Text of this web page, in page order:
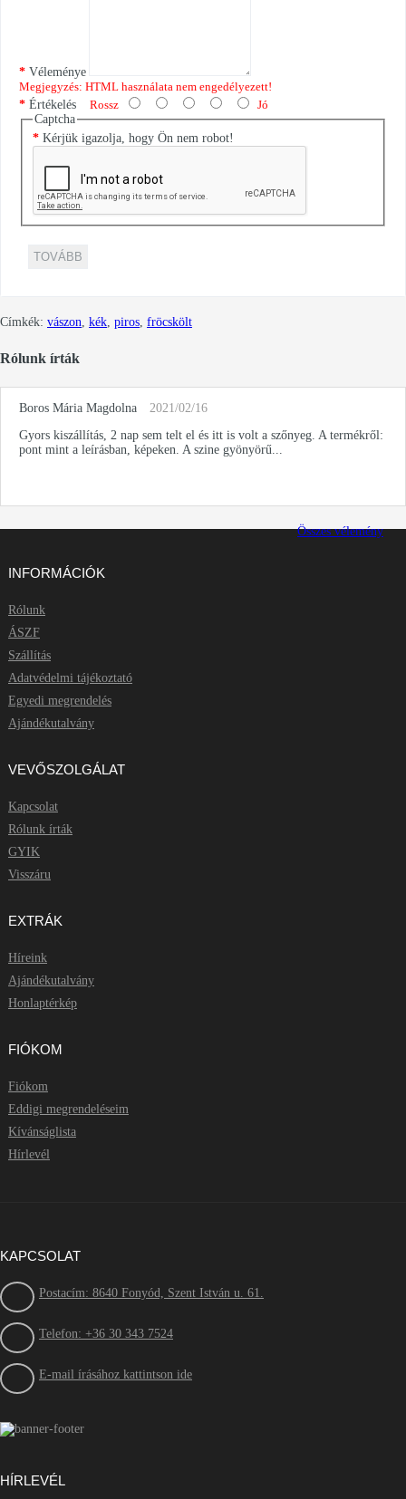
Véleménye
Megjegyzés: HTML használata nem engedélyezett!
Értékelés Rossz
Jó
Captcha
Kérjük igazolja, hogy Ön nem robot!
TOVÁBB
Címkék: vászon kék piros fröcskölt
Rólunk írták
Boros Mária Magdolna
2021/02/16
Gyors kiszállítás, 2 nap sem telt el és itt is volt a szőnyeg. A termékről:
pont mint a leírásban, képeken. A szine gyönyörű...
Összes vélemény
INFORMÁCIÓK
Rólunk
ÁSZF
Szállítás
Adatvédelmi tájékoztató
Egyedi megrendelés
Ajándékutalvány
VEVŐSZOLGÁLAT
Kapcsolat
Rólunk írták
GYIK
Visszáru
EXTRÁK
Híreink
Ajándékutalvány
Honlaptérkép
FIÓKOM
Fiókom
Eddigi megrendeléseim
Kívánságlista
Hírlevél
KAPCSOLAT
Postacím: 8640 Fonyód, Szent István u. 61.
Telefon: +36 30 343 7524
E-mail írásához kattintson ide
HÍRLEVÉL